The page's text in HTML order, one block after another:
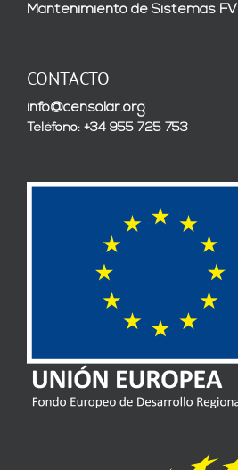
Mantenimiento de Sistemas FV
CONTACTO
info@censolar.org
Teléfono: +34 955 725 753